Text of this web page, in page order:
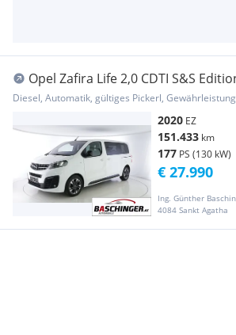
Opel Zafira Life 2,0 CDTI S&S
Diesel, Automatik, gültiges Pickerl, Gewährleistung
2020 EZ
151.433 km
177 PS (130 kW)
Ing. Günther
4084 Sankt Agatha
€ 27.990